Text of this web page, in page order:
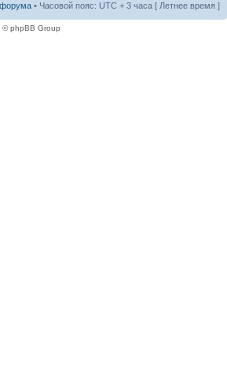
форума • Часовой пояс: UTC + 3 часа [ Летнее время ]
© phpBB Group